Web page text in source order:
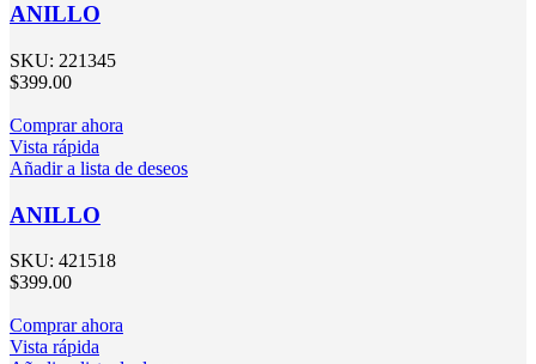
ANILLO
SKU: 221345
$399.00
Comprar ahora
Vista rápida
Añadir a lista de deseos
ANILLO
SKU: 421518
$399.00
Comprar ahora
Vista rápida